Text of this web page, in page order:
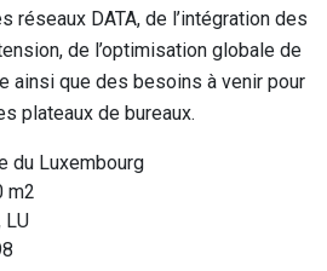
réseaux DATA, de l’intégration des
de l’optimisation globale de
ainsi que des besoins à venir pour
plateaux de bureaux.
du Luxembourg
m2
LU